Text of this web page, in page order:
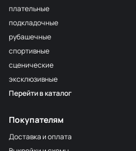
плательные
подкладочные
рубашечные
спортивные
сценические
эксклюзивные
Перейти в каталог
Покупателям
Доставка и оплата